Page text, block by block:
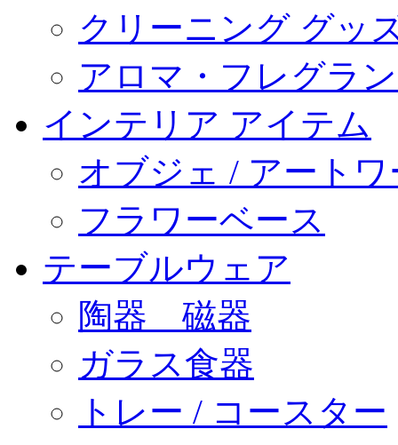
クリーニング グッ
アロマ・フレグラ
インテリア アイテム
オブジェ / アートワ
フラワーベース
テーブルウェア
陶器 磁器
ガラス食器
トレー / コースター